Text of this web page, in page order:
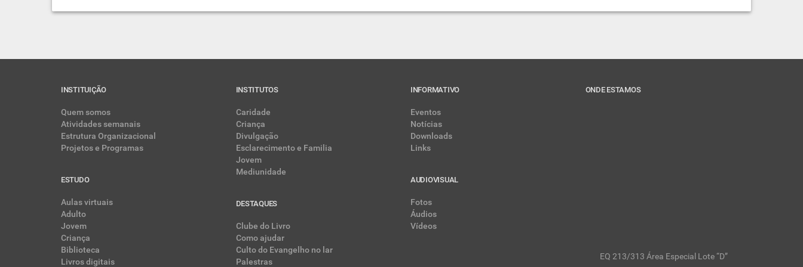
INSTITUIÇÃO
Quem somos
Atividades semanais
Estrutura Organizacional
Projetos e Programas
ESTUDO
Aulas virtuais
Adulto
Jovem
Criança
Biblioteca
Livros digitais
INSTITUTOS
Caridade
Criança
Divulgação
Esclarecimento e Familia
Jovem
Mediunidade
DESTAQUES
Clube do Livro
Como ajudar
Culto do Evangelho no lar
Palestras
INFORMATIVO
Eventos
Notícias
Downloads
Links
AUDIOVISUAL
Fotos
Áudios
Vídeos
ONDE ESTAMOS
EQ 213/313 Área Especial Lote “D”